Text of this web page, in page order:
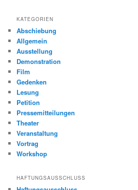
KATEGORIEN
Abschiebung
Allgemein
Ausstellung
Demonstration
Film
Gedenken
Lesung
Petition
Pressemitteilungen
Theater
Veranstaltung
Vortrag
Workshop
HAFTUNGSAUSSCHLUSS